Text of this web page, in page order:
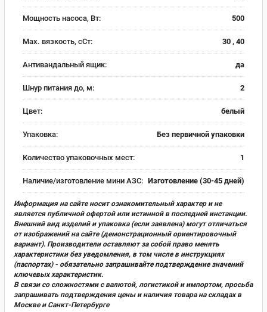
Мощность насоса, Вт: 500
Max. вязкость, сСт: 30 , 40
Антивандальный ящик: да
Шнур питания до, м: 2
Цвет: белый
Упаковка: Без первичной упаковки
Количество упаковочных мест: 1
Наличие/изготовление мини АЗС: Изготовление (30-45 дней)
Информация на сайте носит ознакомительный характер и не
является публичной офертой или истинной в последней инстанции.
Внешний вид изделий и упаковка (если заявлена) могут отличаться
от изображений на сайте (демонстрационный ориентировочный
вариант). Производители оставляют за собой право менять
характеристики без уведомления, в том числе в инструкциях
(паспортах) - обязательно запрашивайте подтверждение значений
ключевых характеристик.
В связи со сложностями с валютой, логистикой и импортом, просьба
запрашивать подтверждения цены и наличия товара на складах в
Москве и Санкт-Петербурге